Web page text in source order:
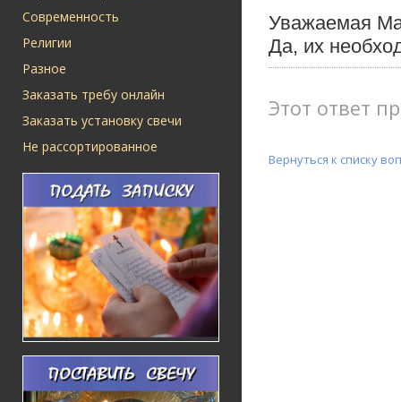
Современность
Религии
Разное
Заказать требу онлайн
Заказать установку свечи
Не рассортированное
Уважаемая
Да, их
Этот ответ
Вернуться к списку